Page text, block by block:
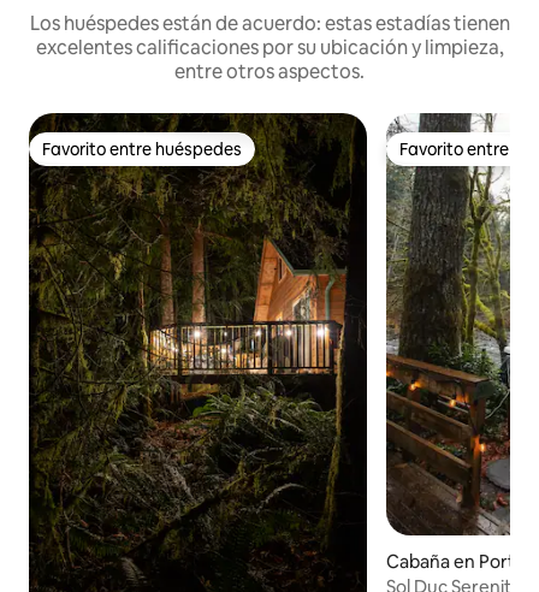
Los huéspedes están de acuerdo: estas estadías tienen
excelentes calificaciones por su ubicación y limpieza,
entre otros aspectos.
Favorito entre huéspedes
Favorito entre huéspedes Favorito entre
Favorito entre
Cabaña en Port
Sol Duc Serenity: